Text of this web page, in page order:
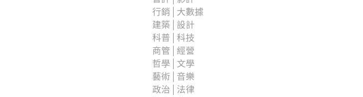
行銷│大數據
建築│設計
科普│科技
商管│經營
哲學│文學
藝術│音樂
政治│法律